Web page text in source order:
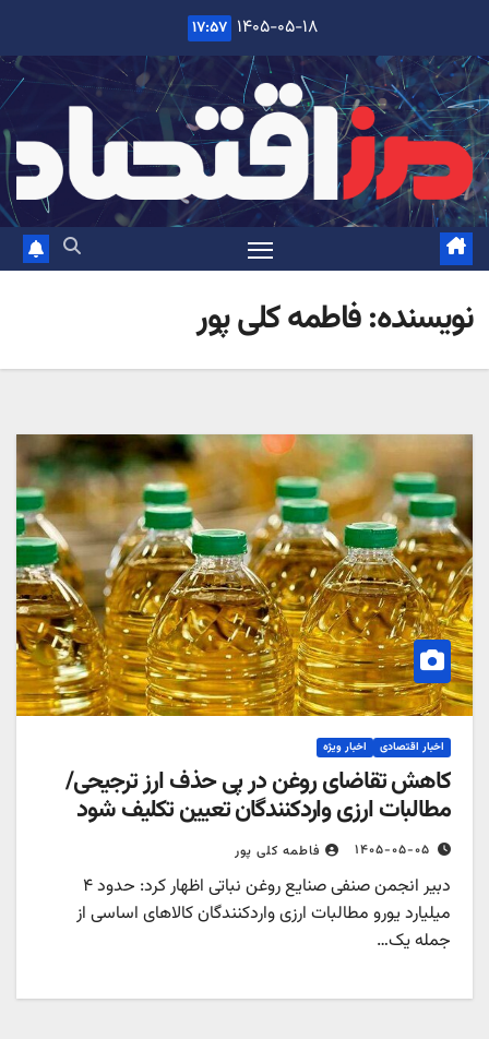
content
۱۴۰۵-۰۵-۱۸ ۱۷:۵۷
نویسنده:فاطمه کلی پور
اخبار اقتصادی اخبار ویژه
کاهش تقاضای روغن در پی حذف ارز ترجیحی/
مطالبات ارزی واردکنندگان تعیین تکلیف شود
۱۴۰۵-۰۵-۰۵ فاطمه کلی پور
دبیر انجمن صنفی صنایع روغن نباتی اظهار کرد: حدود ۴
میلیارد یورو مطالبات ارزی واردکنندگان کالاهای اساسی از
جمله یک…